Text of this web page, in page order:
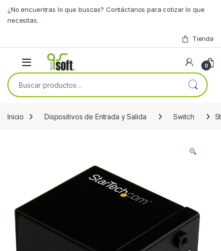
¿No encuentras lo que buscas? Contáctanos para cotizar lo que
necesitas.
Tienda
0
Buscar por:
Inicio Dispositivos de Entrada y Salida Switch